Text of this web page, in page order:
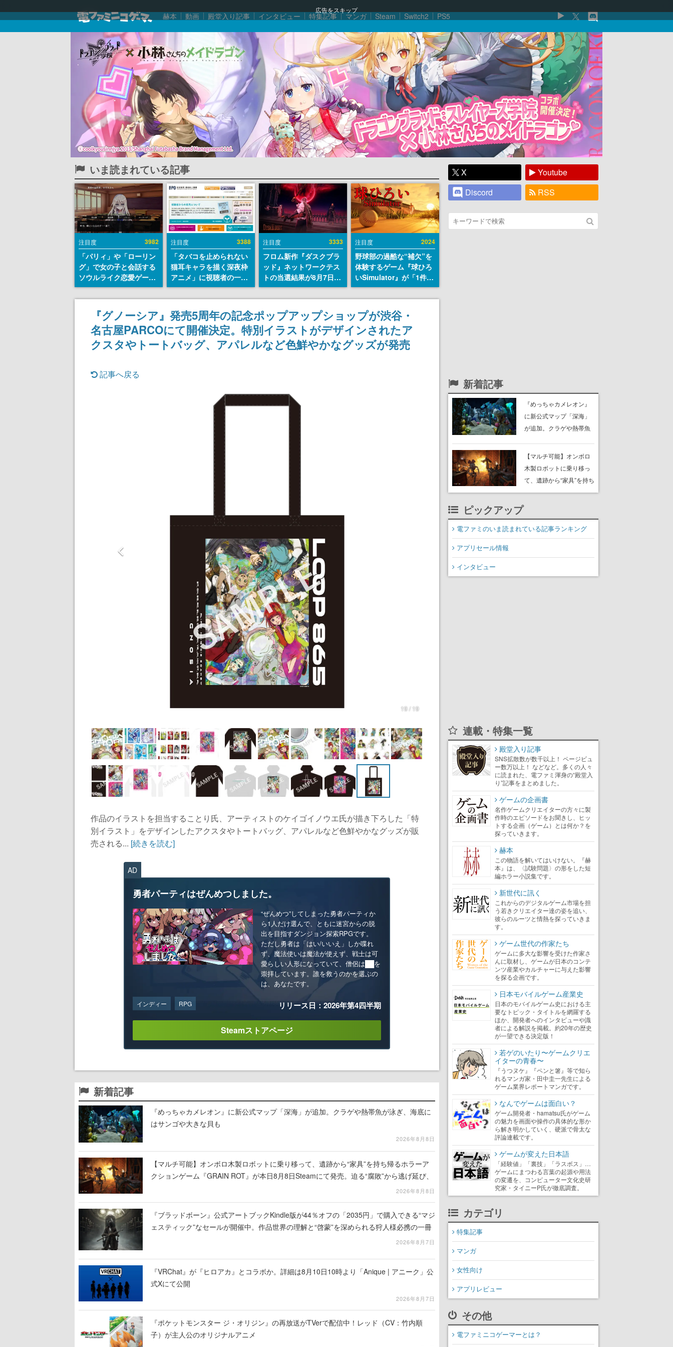
広告をスキップ
赫本 動画 殿堂入り記事 インタビュー 特集記事 マンガ Steam Switch2 PS5
いま読まれている記事
注目度 3982
「パリィ」や「ローリン
グ」で女の子と会話する
ソウルライク恋愛ゲーム
『小早川さんはソウルラ
イク』無料公開。返事に
失敗すると「YOU
DIED」
注目度 3388
「タバコを止められない
猫耳キャラを描く深夜枠
アニメ」に視聴者の一部
から批判意見。違法薬物
の使用と思しき描写も含
めて、BPOが議論を交わ
す
注目度 3333
フロム新作『ダスクブラ
ッド』ネットワークテス
トの当選結果が8月7日22
時に発表。応募サイトの
マイページから確認可
能、テスト実施は8月21
日～24日
注目度 2024
野球部の過酷な“補欠”を
体験するゲーム『球ひろ
いSimulator』が「1件」
のウィッシュリストをも
とにチェコ語に対応し
SNSで話題に。『キング
ダム・カム』開発元やチ
ェコのプロ野球選手から
称賛の声
『グノーシア』発売5周年の記念ポップアップショップが渋谷・
名古屋PARCOにて開催決定。特別イラストがデザインされたア
クスタやトートバッグ、アパレルなど色鮮やかなグッズが発売
記事へ戻る
19 / 19
作品のイラストを担当することり氏、アーティストのケイゴイノウエ氏が描き下ろした「特
別イラスト」をデザインしたアクスタやトートバッグ、アパレルなど色鮮やかなグッズが販
売される... [続きを読む]
AD
勇者パーティはぜんめつしました。
“ぜんめつ”してしまった勇者パーティか
ら1人だけ選んで、ともに迷宮からの脱
出を目指すダンジョン探索RPGです。
ただし勇者は「はい/いいえ」しか喋れ
ず、魔法使いは魔法が使えず、戦士は可
愛らしい人形になっていて、僧侶は██を
崇拝しています。誰を救うのかを選ぶの
は、あなたです。
インディー RPG リリース日：2026年第4四半期
Steamストアページ
新着記事
『めっちゃカメレオン』に新公式マップ「深海」が追加。クラゲや熱帯魚が泳ぎ、海底に
はサンゴや大きな貝も
2026年8月8日
【マルチ可能】オンボロ木製ロボットに乗り移って、遺跡から“家具”を持ち帰るホラーア
クションゲーム『GRAIN ROT』が本日8月8日Steamにて発売。迫る“腐敗”から逃げ延び、
2026年8月8日
『ブラッドボーン』公式アートブックKindle版が44％オフの「2035円」で購入できる“マジ
ェスティック”なセールが開催中。作品世界の理解と“啓蒙”を深められる狩人様必携の一冊
2026年8月7日
『VRChat』が『ヒロアカ』とコラボか。詳細は8月10日10時より「Anique | アニーク」公
式Xにて公開
2026年8月7日
『ポケットモンスター ジ・オリジン』の再放送がTVerで配信中！レッド（CV：竹内順
子）が主人公のオリジナルアニメ
X
Youtube
Discord
RSS
新着記事
『めっちゃカメレオン』
に新公式マップ「深海」
が追加。クラゲや熱帯魚
や大きな貝も
【マルチ可能】オンボロ
木製ロボットに乗り移っ
て、遺跡から“家具”を持ち
帰るホラーアクションゲ
売。迫る“腐敗”から逃げ延
び、持ち帰った家具で基
ピックアップ
電ファミのいま読まれている記事ランキング
アプリセール情報
インタビュー
連載・特集一覧
殿堂入り記事
SNS拡散数が数千以上！ ページビュ
ー数万以上！ などなど。多くの人々
に読まれた、電ファミ渾身の“殿堂入
り”記事をまとめました。
ゲームの企画書
名作ゲームクリエイターの方々に製
作時のエピソードをお聞きし、ヒッ
トする企画（ゲーム）とは何か？を
探っていきます。
赫本
この物語を解いてはいけない。『赫
本』は、〈試験問題〉の形をした短
編ホラー小説集です。
新世代に訊く
これからのデジタルゲーム市場を担
う若きクリエイター達の姿を追い、
彼らのルーツと情熱を探っていきま
す。
ゲーム世代の作家たち
ゲームに多大な影響を受けた作家さ
んに取材し、ゲームが日本のコンテ
ンツ産業やカルチャーに与えた影響
を探る企画です。
日本モバイルゲーム産業史
日本のモバイルゲーム史における主
要なトピック・タイトルを網羅する
ほか、開発者へのインタビューや識
者による解説を掲載。約20年の歴史
が一望できる決定版！
若ゲのいたり〜ゲームクリエ
イターの青春〜
『うつヌケ』『ペンと箸』等で知ら
れるマンガ家・田中圭一先生による
ゲーム業界レポートマンガです。
なんでゲームは面白い？
ゲーム開発者・hamatsu氏がゲーム
の魅力を画面や操作の具体的な形か
ら解き明かしていく、硬派で骨太な
評論連載です。
ゲームが変えた日本語
「経験値」「裏技」「ラスボス」…
ゲームにまつわる言葉の起源や用法
の変遷を、コンピューター文化史研
究家・タイニーP氏が徹底調査。
カテゴリ
特集記事
マンガ
女性向け
アプリレビュー
その他
電ファミニコゲーマーとは？